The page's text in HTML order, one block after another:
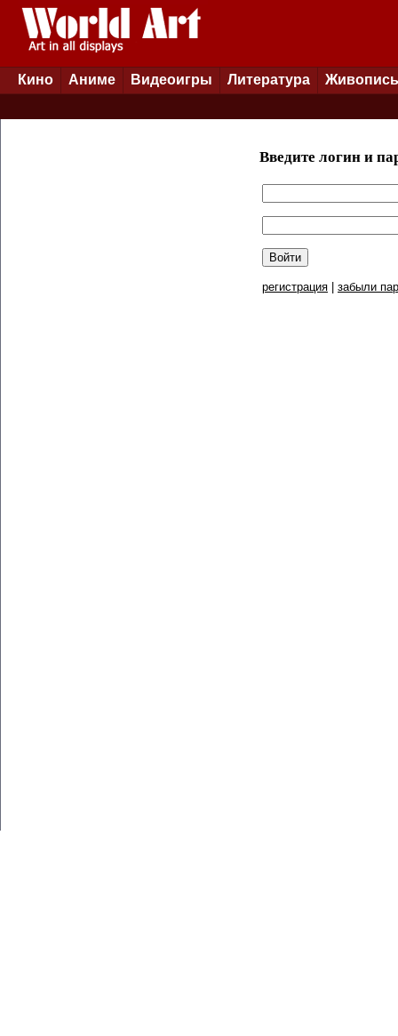
Кино Аниме Видеоигры Литература Живопись
Введите логин и
регистрация забыли